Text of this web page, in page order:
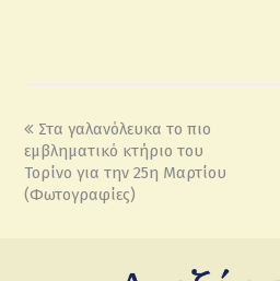
Στα γαλανόλευκα το πιο
εμβληματικό κτήριο του
Τορίνο για την 25η Μαρτίου
(Φωτογραφίες)